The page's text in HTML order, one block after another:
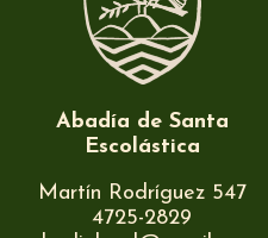
Abadía de Santa
Escolástica
Martín Rodríguez 547
4725-2829